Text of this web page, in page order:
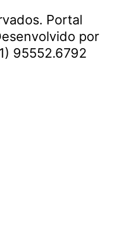
Portal
por
95552.6792